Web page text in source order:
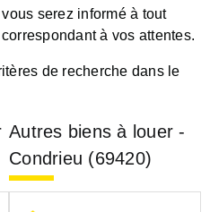
vous serez informé à tout
à vos attentes.
de recherche dans le
Autres biens à louer -
Condrieu (69420)